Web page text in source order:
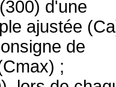
d'une
ajustée
de
;